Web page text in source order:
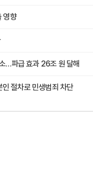
영향
…파급 효과 26조 원 달해
절차로 민생범죄 차단